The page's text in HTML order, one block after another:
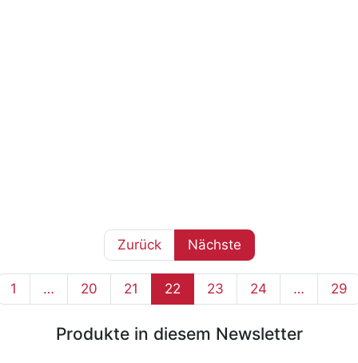
Zurück Nächste
1 … 20 21 22 23 24 … 29
Produkte in diesem Newsletter